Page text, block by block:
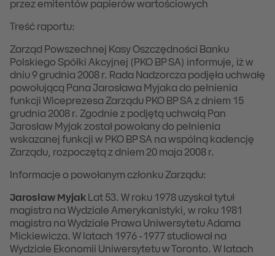
przez emitentów papierów wartościowych
Treść raportu:
Zarząd Powszechnej Kasy Oszczędności Banku
Polskiego Spółki Akcyjnej (PKO BP SA) informuje, iż w
dniu 9 grudnia 2008 r. Rada Nadzorcza podjęła uchwałę
powołującą Pana Jarosława Myjaka do pełnienia
funkcji Wiceprezesa Zarządu PKO BP SA z dniem 15
grudnia 2008 r. Zgodnie z podjętą uchwałą Pan
Jarosław Myjak został powołany do pełnienia
wskazanej funkcji w PKO BP SA na wspólną kadencję
Zarządu, rozpoczętą z dniem 20 maja 2008 r.
Informacje o powołanym członku Zarządu:
Jarosław Myjak Lat 53. W roku 1978 uzyskał tytuł
magistra na Wydziale Amerykanistyki, w roku 1981
magistra na Wydziale Prawa Uniwersytetu Adama
Mickiewicza. W latach 1976 -1977 studiował na
Wydziale Ekonomii Uniwersytetu w Toronto. W latach